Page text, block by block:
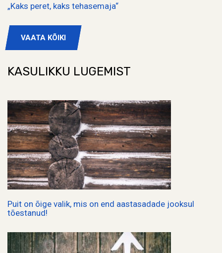
„Kaks peret, kaks tehasemaja“
VAATA KÕIKI
KASULIKKU LUGEMIST
Puit on õige valik, mis on end aastasadade jooksul
tõestanud!